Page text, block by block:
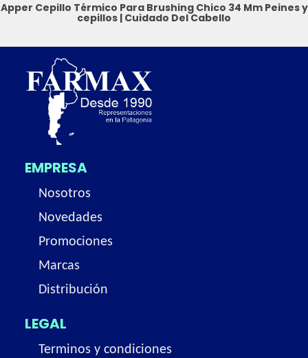
Apper Cepillo Térmico Para Brushing Chico 34 Mm Peines y
cepillos | Cuidado Del Cabello
EMPRESA
Nosotros
Novedades
Promociones
Marcas
Distribución
LEGAL
Terminos y condiciones